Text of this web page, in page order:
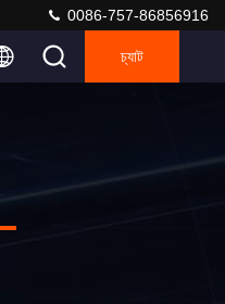
0086-757-86856916
চ্যাট